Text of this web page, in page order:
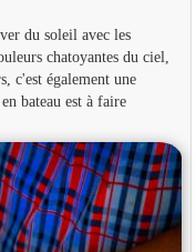
du soleil avec les
chatoyantes du ciel,
c'est également une
bateau est à faire